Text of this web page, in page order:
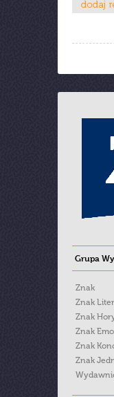
Grupa
Znak
Znak
Znak
Znak
Znak
Znak